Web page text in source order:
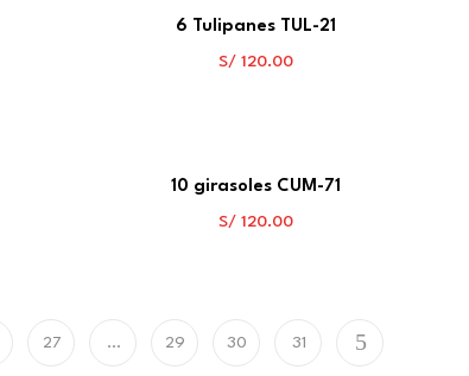
6 Tulipanes TUL-21
S/ 120.00
10 girasoles CUM-71
S/ 120.00
27 … 29 30 31